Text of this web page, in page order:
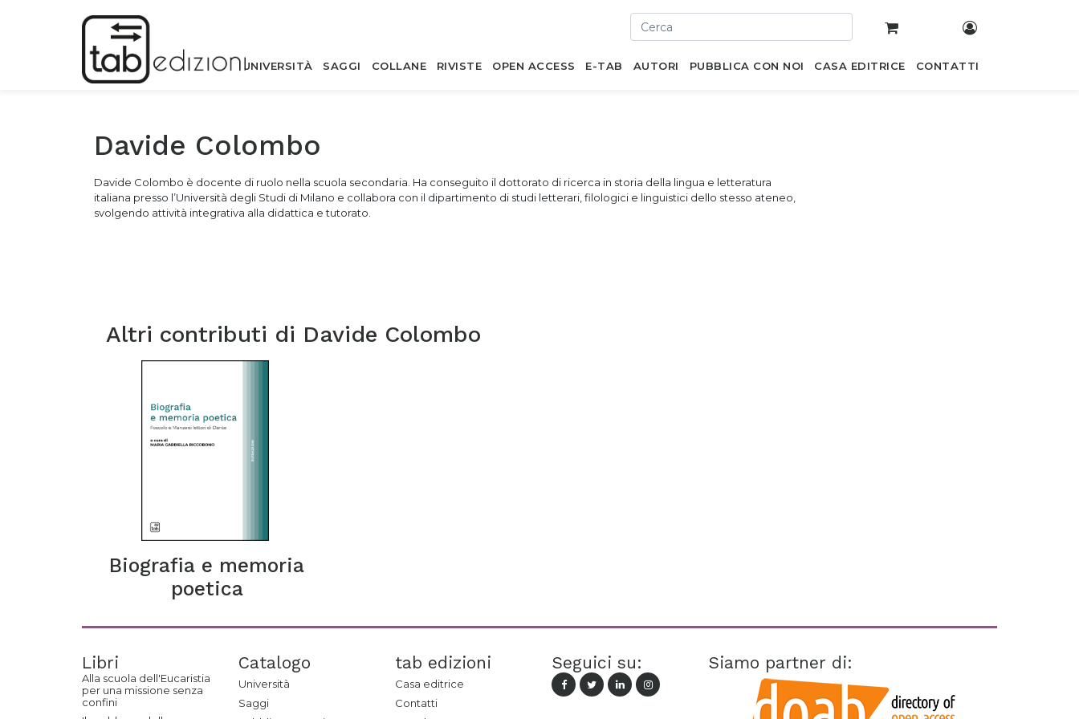
UNIVERSITÀ SAGGI COLLANE RIVISTE OPEN ACCESS E-TAB AUTORI PUBBLICA CON NOI CASA EDITRICE CONTATTI
Davide Colombo
Davide Colombo è docente di ruolo nella scuola secondaria. Ha conseguito il dottorato di ricerca in storia della lingua e letteratura
italiana presso l’Università degli Studi di Milano e collabora con il dipartimento di studi letterari, filologici e linguistici dello stesso ateneo,
svolgendo attività integrativa alla didattica e tutorato.
Altri contributi di Davide Colombo
Biografia e memoria
poetica
Libri
Alla scuola dell'Eucaristia
per una missione senza
confini
Catalogo
Università
Saggi
tab edizioni
Casa editrice
Contatti
Seguici su: Siamo partner di: